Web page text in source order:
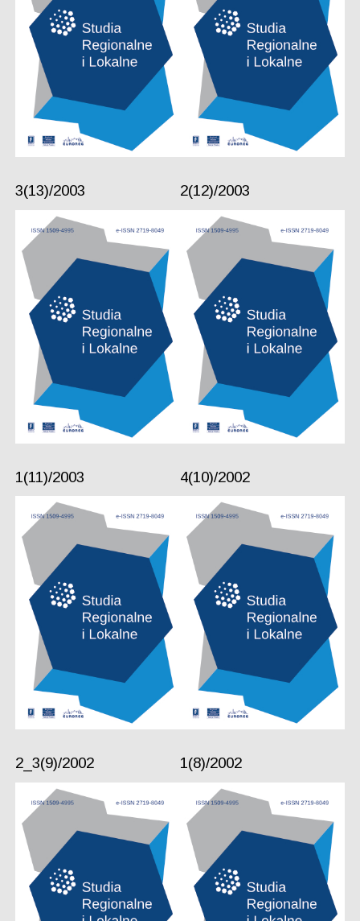
3(13)/2003 2(12)/2003
1(11)/2003 4(10)/2002
2_3(9)/2002 1(8)/2002